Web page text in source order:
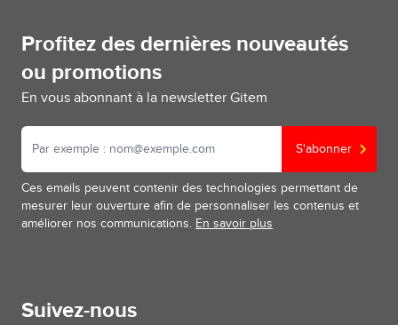
Profitez des dernières nouveautés
ou promotions
En vous abonnant à la newsletter Gitem
S'abonner
Ces emails peuvent contenir des technologies permettant de
mesurer leur ouverture afin de personnaliser les contenus et
améliorer nos communications. En savoir plus
Suivez-nous